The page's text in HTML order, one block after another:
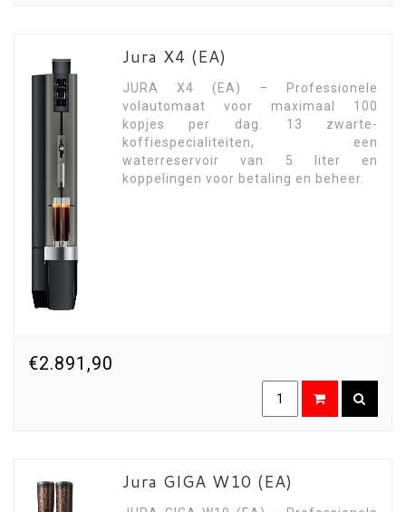
Jura X4 (EA)
JURA X4 (EA) – Professionele
volautomaat voor maximaal 100
kopjes per dag. 13 zwarte-
koffiespecialiteiten, een
waterreservoir van 5 liter en
koppelingen voor betaling en beheer.
€2.891,90
Jura GIGA W10 (EA)